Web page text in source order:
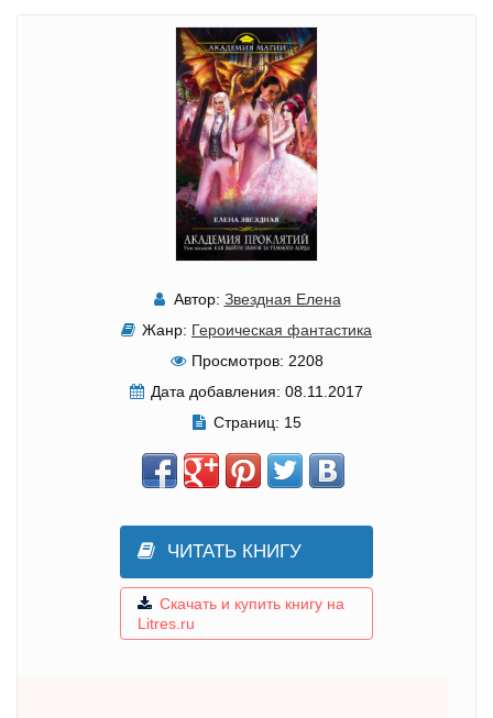
Автор: Звездная Елена
Жанр: Героическая фантастика
Просмотров: 2208
Дата добавления: 08.11.2017
Страниц: 15
ЧИТАТЬ КНИГУ
Скачать и купить книгу на
Litres.ru